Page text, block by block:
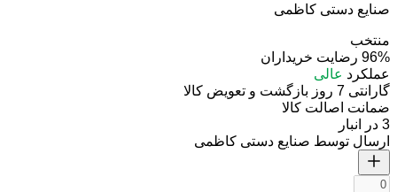
صنایع دستی کاظمی
منتخب
96% رضایت خریداران
عملکرد عالی
گارانتی 7 روز بازگشت و تعویض کالا
ضمانت اصالت کالا
3 در انبار
ارسال توسط صنایع دستی کاظمی